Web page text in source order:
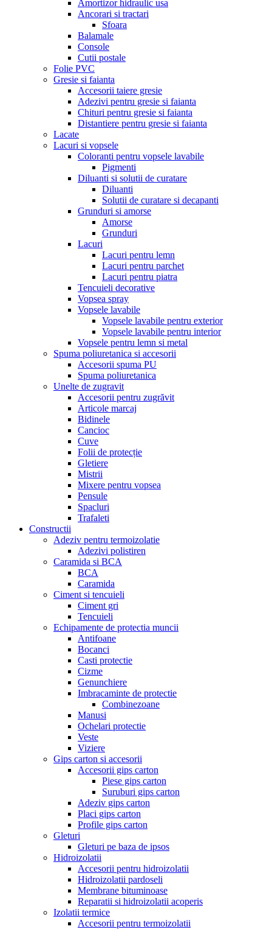
Amortizor hidraulic usa
Ancorari si tractari
Sfoara
Balamale
Console
Cutii postale
Folie PVC
Gresie si faianta
Accesorii taiere gresie
Adezivi pentru gresie si faianta
Chituri pentru gresie si faianta
Distantiere pentru gresie si faianta
Lacate
Lacuri si vopsele
Coloranti pentru vopsele lavabile
Pigmenti
Diluanti si solutii de curatare
Diluanti
Solutii de curatare si decapanti
Grunduri si amorse
Amorse
Grunduri
Lacuri
Lacuri pentru lemn
Lacuri pentru parchet
Lacuri pentru piatra
Tencuieli decorative
Vopsea spray
Vopsele lavabile
Vopsele lavabile pentru exterior
Vopsele lavabile pentru interior
Vopsele pentru lemn si metal
Spuma poliuretanica si accesorii
Accesorii spuma PU
Spuma poliuretanica
Unelte de zugravit
Accesorii pentru zugrăvit
Articole marcaj
Bidinele
Cancioc
Cuve
Folii de protecție
Gletiere
Mistrii
Mixere pentru vopsea
Pensule
Spacluri
Trafaleti
Constructii
Adeziv pentru termoizolatie
Adezivi polistiren
Caramida si BCA
BCA
Caramida
Ciment si tencuieli
Ciment gri
Tencuieli
Echipamente de protectia muncii
Antifoane
Bocanci
Casti protectie
Cizme
Genunchiere
Imbracaminte de protectie
Combinezoane
Manusi
Ochelari protectie
Veste
Viziere
Gips carton si accesorii
Accesorii gips carton
Piese gips carton
Suruburi gips carton
Adeziv gips carton
Placi gips carton
Profile gips carton
Gleturi
Gleturi pe baza de ipsos
Hidroizolatii
Accesorii pentru hidroizolatii
Hidroizolatii pardoseli
Membrane bituminoase
Reparatii si hidroizolatii acoperis
Izolatii termice
Accesorii pentru termoizolatii